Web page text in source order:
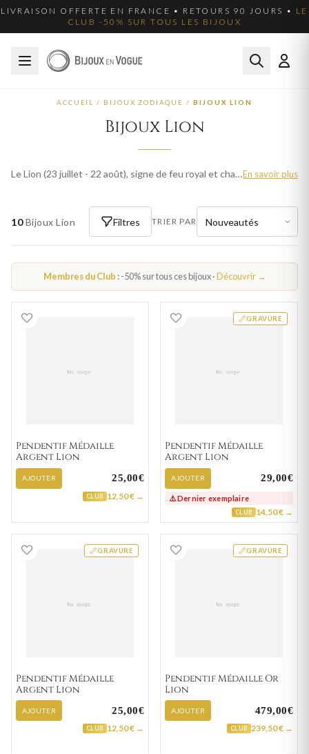
LIVRAISON OFFERTE EN FRANCE • RETOURS 90 JOURS • LE
CLUB -50% SUR TOUS LES BIJOUX
ACCUEIL / BIJOUX ZODIAQUE / BIJOUX LION
Bijoux Lion
Le Lion (23 juillet - 22 août), signe de feu royal et charismatique, rayonne de confiance. Nos bijoux Lion capturent la majesté de ce signe astrologique. En or, argent et plaqué or. Livraison offerte en France.En savoir plus
10Bijoux Lion Filtres TRIER PAR
Membres du Club : -50% sur tous ces bijoux ·Découvrir →
Pendentif Médaille Argent Lion
Pendentif Médaille
Argent Lion
AJOUTER 25,00€
CLUB 12,50 € →
GRAVURE
Pendentif
Pendentif Médaille
Argent Lion
AJOUTER 29,00€
⚠️ Dernier exemplaire
CLUB 14,50 € →
GRAVURE
Pendentif Médaille Argent Lion
Pendentif Médaille
Argent Lion
AJOUTER 25,00€
CLUB 12,50 € →
GRAVURE
Pendentif
Pendentif Médaille Or
Lion
AJOUTER 479,00€
CLUB 239,50 € →